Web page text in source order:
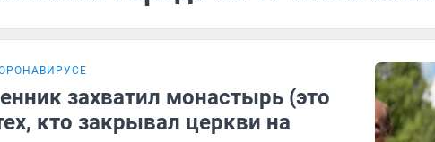
захватил монастырь (это
кто закрывал церкви на